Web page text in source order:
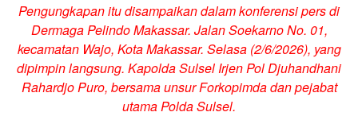
Pengungkapan itu disampaikan dalam konferensi pers di
Dermaga Pelindo Makassar. Jalan Soekarno No. 01,
kecamatan Wajo, Kota Makassar. Selasa (2/6/2026), yang
dipimpin langsung. Kapolda Sulsel Irjen Pol Djuhandhani
Rahardjo Puro, bersama unsur Forkopimda dan pejabat
utama Polda Sulsel.